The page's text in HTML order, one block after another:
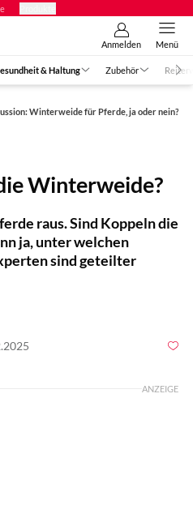
Anmelden Menü
& Haltung Zubehör
Winterweide für Pferde, ja oder nein?
Winterweide?
raus. Sind Koppeln die
ja, unter welchen
sind geteilter
ANZEIGE